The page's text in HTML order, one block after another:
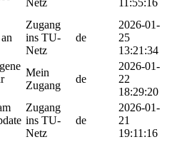
Netz
11:55:16
Zugang
ins TU-
Netz
de
2026-01-
25
13:21:34
Mein
Zugang
de
2026-01-
22
18:29:20
Zugang
ins TU-
Netz
de
2026-01-
21
19:11:16